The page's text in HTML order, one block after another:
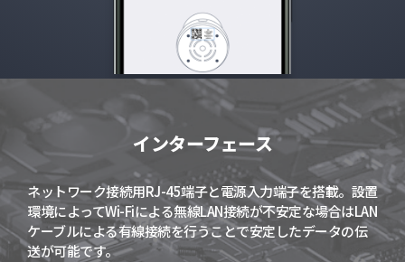
インターフェース
ネットワーク接続用RJ-45端子と電源入力端子を搭載。設置
環境によってWi-Fiによる無線LAN接続が不安定な場合はLAN
ケーブルによる有線接続を行うことで安定したデータの伝
送が可能です。